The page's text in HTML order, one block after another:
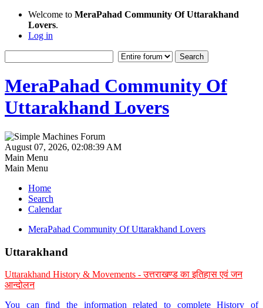
Welcome to MeraPahad Community Of Uttarakhand
Lovers.
Log in
MeraPahad Community Of
Uttarakhand Lovers
August 07, 2026, 02:08:39 AM
Main Menu
Main Menu
Home
Search
Calendar
MeraPahad Community Of Uttarakhand Lovers
Uttarakhand
Uttarakhand History & Movements - उत्तराखण्ड का इतिहास एवं जन
आन्दोलन
You can find the information related to complete History of